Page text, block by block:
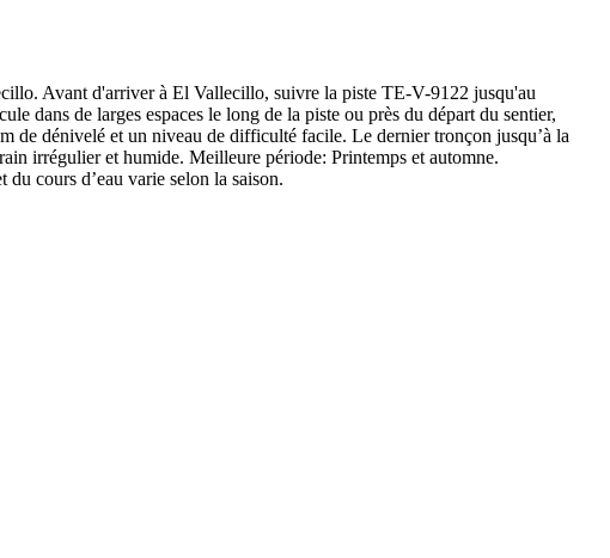
Avant d'arriver à El Vallecillo, suivre la piste TE-V-9122 jusqu'au
dans de larges espaces le long de la piste ou près du départ du sentier,
de dénivelé et un niveau de difficulté facile. Le dernier tronçon jusqu’à la
irrégulier et humide. Meilleure période: Printemps et automne.
cours d’eau varie selon la saison.